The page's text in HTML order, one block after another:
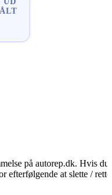
på autorep.dk. Hvis du
efterfølgende at slette /